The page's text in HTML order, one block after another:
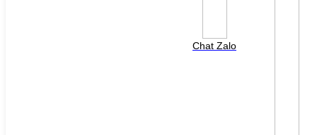
Chat Zalo